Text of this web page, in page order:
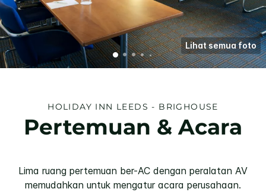
Lihat semua foto
HOLIDAY INN LEEDS - BRIGHOUSE
Pertemuan & Acara
Lima ruang pertemuan ber-AC dengan peralatan AV
memudahkan untuk mengatur acara perusahaan.